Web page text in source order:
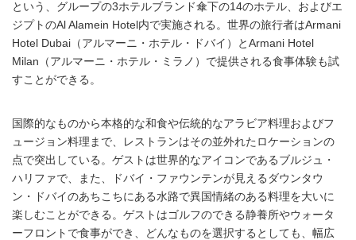
という、グループの3ホテルブランド傘下の14のホテル、およびエ
ジプトのAl Alamein Hotel内で実施される。世界の旅行者はArmani
Hotel Dubai（アルマーニ・ホテル・ドバイ）とArmani Hotel
Milan（アルマーニ・ホテル・ミラノ）で提供される食事体験も試
すことができる。
国際的なものから本格的な和食や伝統的なアラビア料理およびフ
ュージョン料理まで、レストランはその並外れたロケーションの
点で突出している。ゲストは世界的なアイコンであるブルジュ・
ハリファで、また、ドバイ・ファウンテンが見えるダウンタウ
ン・ドバイのあちこちにある水路で異国情緒のある料理を大いに
楽しむことができる。ゲストはゴルフのできる静養所やウォータ
ーフロントで食事ができ、どんなものを選択するとしても、幅広